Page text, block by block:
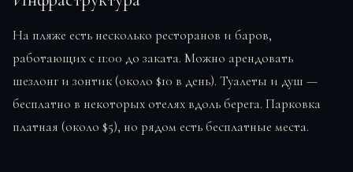
На пляже есть несколько ресторанов и баров,
работающих с 11:00 до заката. Можно арендовать
шезлонг и зонтик (около $10 в день). Туалеты и душ —
бесплатно в некоторых отелях вдоль берега. Парковка
платная (около $5), но рядом есть бесплатные места.